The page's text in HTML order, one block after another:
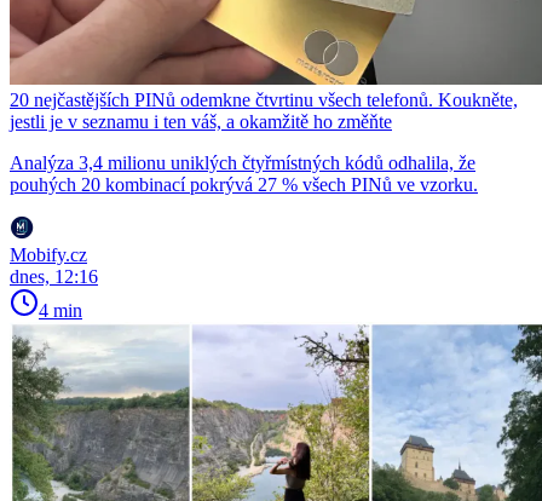
20 nejčastějších PINů odemkne čtvrtinu všech telefonů. Koukněte,
jestli je v seznamu i ten váš, a okamžitě ho změňte
Analýza 3,4 milionu uniklých čtyřmístných kódů odhalila, že
pouhých 20 kombinací pokrývá 27 % všech PINů ve vzorku.
Mobify.cz
dnes, 12:16
4 min